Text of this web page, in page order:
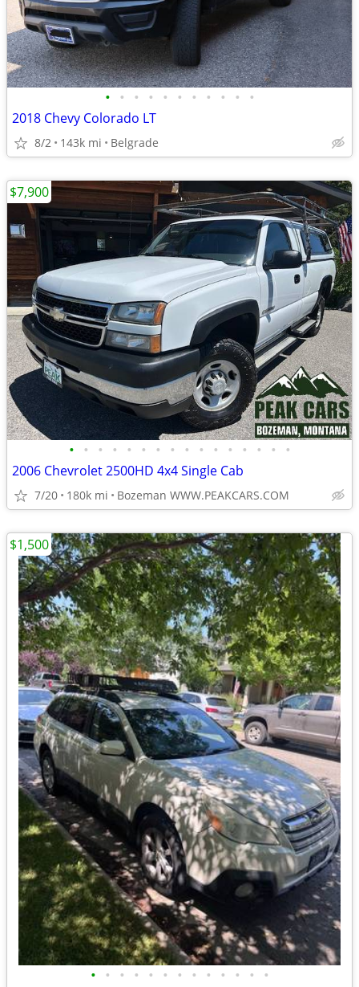
• • • • • • • • • • •
2018 Chevy Colorado LT
8/2 143k mi Belgrade
• • • • • • • • • • • • • • • •
2006 Chevrolet 2500HD 4x4 Single Cab
7/20 180k mi Bozeman WWW.PEAKCARS.COM
$7,900
• • • • • • • • • • • • •
$1,500